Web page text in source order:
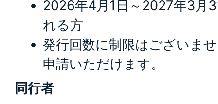
2026年4月1日～2027年3月
れる方
発行回数に制限はございま
申請いただけます。
同行者